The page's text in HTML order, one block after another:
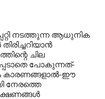
നടത്തുന്ന ആധുനിക
ചില
പോകുന്നത്-
കാരണങ്ങളാൽ-ഈ
നേരത്തെ